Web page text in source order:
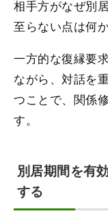
相手方がなぜ別
至らない点は何
一方的な復縁要
ながら、対話を
つことで、関係
す。
別居期間を有
する